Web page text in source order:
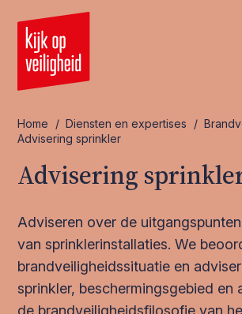
Home / Diensten en expertises /
Advisering sprinkler
Advisering
Adviseren over de
van sprinklerinstallaties. We
brandveiligheidssituatie en
sprinkler, beschermingsgebied en
de brandveiligheidsfilosofie van